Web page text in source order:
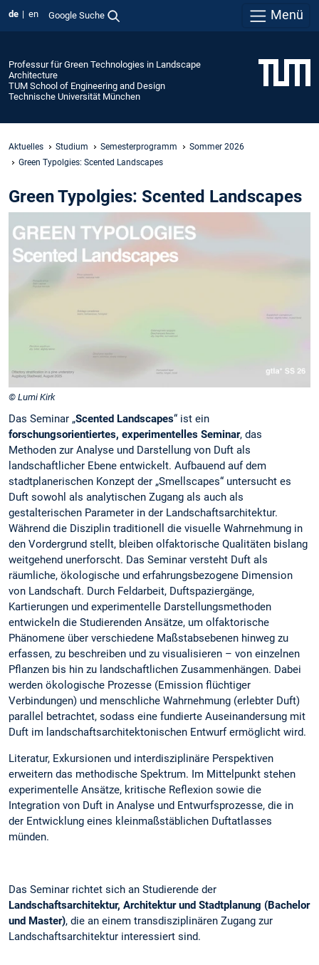
de en Google Suche Menü
Professur für Green Technologies in Landscape
Architecture
TUM School of Engineering and Design
Technische Universität München
Aktuelles Studium Semesterprogramm
Sommer 2026
Green Typolgies: Scented Landscapes
Green Typolgies: Scented Landscapes
© Lumi Kirk
Das Seminar „Scented Landscapes“ ist ein
forschungsorientiertes, experimentelles Seminar, das
Methoden zur Analyse und Darstellung von Duft als
landschaftlicher Ebene entwickelt. Aufbauend auf dem
stadtplanerischen Konzept der „Smellscapes“ untersucht es
Duft sowohl als analytischen Zugang als auch als
gestalterischen Parameter in der Landschaftsarchitektur.
Während die Disziplin traditionell die visuelle Wahrnehmung in
den Vordergrund stellt, bleiben olfaktorische Qualitäten bislang
weitgehend unerforscht. Das Seminar versteht Duft als
räumliche, ökologische und erfahrungsbezogene Dimension
von Landschaft. Durch Feldarbeit, Duftspaziergänge,
Kartierungen und experimentelle Darstellungsmethoden
entwickeln die Studierenden Ansätze, um olfaktorische
Phänomene über verschiedene Maßstabsebenen hinweg zu
erfassen, zu beschreiben und zu visualisieren – von einzelnen
Pflanzen bis hin zu landschaftlichen Zusammenhängen. Dabei
werden ökologische Prozesse (Emission flüchtiger
Verbindungen) und menschliche Wahrnehmung (erlebter Duft)
parallel betrachtet, sodass eine fundierte Auseinandersung mit
Duft im landschaftsarchitektonischen Entwurf ermöglicht wird.
Literatur, Exkursionen und interdisziplinäre Perspektiven
erweitern das methodische Spektrum. Im Mittelpunkt stehen
experimentelle Ansätze, kritische Reflexion sowie die
Integration von Duft in Analyse und Entwurfsprozesse, die in
der Entwicklung eines kleinmaßstäblichen Duftatlasses
münden.
Das Seminar richtet sich an Studierende der
Landschaftsarchitektur, Architektur und Stadtplanung (Bachelor
und Master), die an einem transdisziplinären Zugang zur
Landschaftsarchitektur interessiert sind.